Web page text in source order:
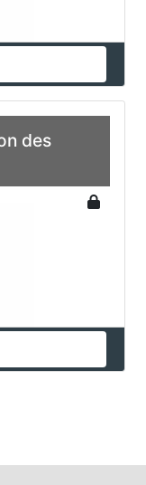
des